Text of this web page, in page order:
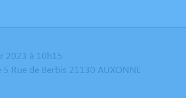
2023 à 10h15
Rue de Berbis 21130 AUXONNE